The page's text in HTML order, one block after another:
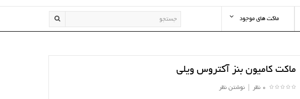
ماکت های موجود
ماکت کامیون بنز آکتروس ویلی
0 نظر |نوشتن نظر